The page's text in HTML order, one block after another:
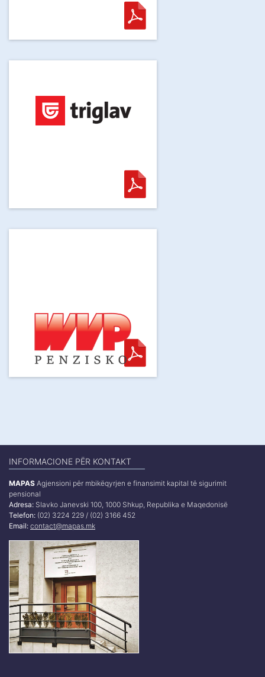
INFORMACIONE PËR KONTAKT
MAPAS Agjensioni për mbikëqyrjen e finansimit kapital të sigurimit
pensional
Adresa: Slavko Janevski 100, 1000 Shkup, Republika e Maqedonisë
Telefon: (02) 3224 229 / (02) 3166 452
Email: contact@mapas.mk